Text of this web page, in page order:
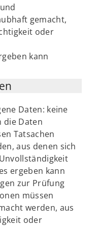
gemacht,
oder
kann
Daten: keine
die Daten
Tatsachen
aus denen sich
ergeben kann
zur Prüfung
müssen
werden, aus
oder